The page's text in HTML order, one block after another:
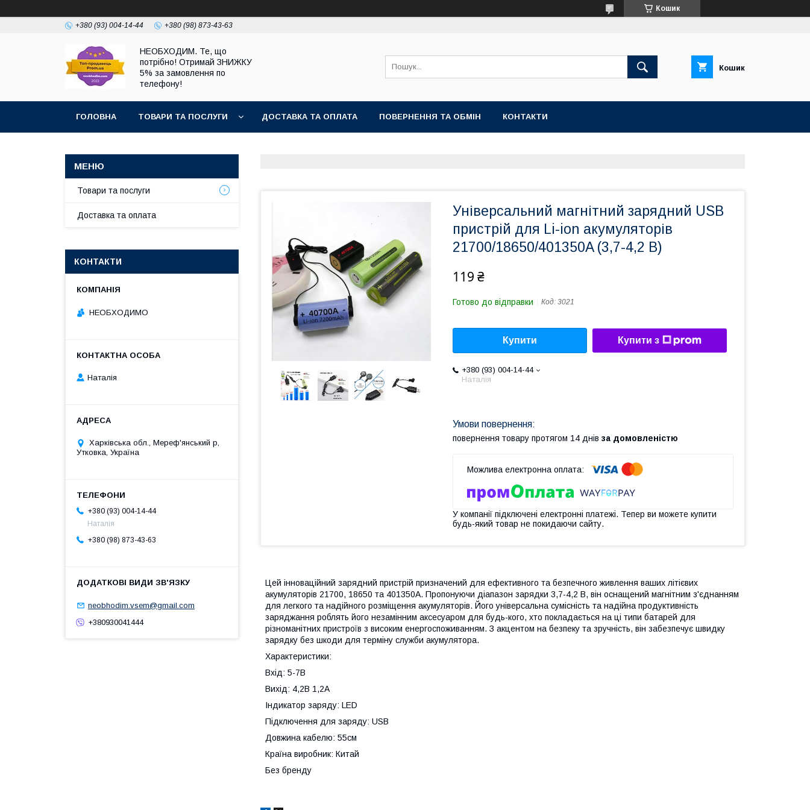
Кошик
+380 (93) 004-14-44 +380 (98) 873-43-63
НЕОБХОДИМ. Те, що
потрібно! Отримай ЗНИЖКУ
5% за замовлення по
телефону!
Кошик
ГОЛОВНА ТОВАРИ ТА ПОСЛУГИ ДОСТАВКА ТА ОПЛАТА ПОВЕРНЕННЯ ТА ОБМІН КОНТАКТИ
Універсальний магнітний зарядний USB
пристрій для Li-ion акумуляторів
21700/18650/401350A (3,7-4,2 В)
119 ₴
Готово до відправки Код: 3021
Купити Купити з
+380 (93) 004-14-44
Наталія
повернення товару протягом 14 днів за домовленістю
У компанії підключені електронні платежі. Тепер ви можете купити
будь-який товар не покидаючи сайту.
Цей інноваційний зарядний пристрій призначений для ефективного та безпечного живлення ваших літієвих
акумуляторів 21700, 18650 та 401350A. Пропонуючи діапазон зарядки 3,7-4,2 В, він оснащений магнітним з'єднанням
для легкого та надійного розміщення акумуляторів. Його універсальна сумісність та надійна продуктивність
заряджання роблять його незамінним аксесуаром для будь-кого, хто покладається на ці типи батарей для
різноманітних пристроїв з високим енергоспоживанням. З акцентом на безпеку та зручність, він забезпечує швидку
зарядку без шкоди для терміну служби акумулятора.
Характеристики:
Вхід: 5-7В
Вихід: 4,2В 1,2А
Індикатор заряду: LED
Підключення для заряду: USB
Довжина кабелю: 55см
Країна виробник: Китай
Без бренду
Товари та послуги
Доставка та оплата
КОНТАКТИ
НЕОБХОДИМО
Наталія
Харківська обл., Мереф'янський р,
Утковка, Україна
+380 (93) 004-14-44
Наталія
+380 (98) 873-43-63
neobhodim.vsem@gmail.com
+380930041444